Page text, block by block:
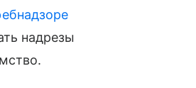
надрезы